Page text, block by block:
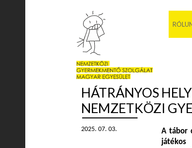
HÁTRÁNYOS
NEMZETKÖZI
2025. 07. 03.
A tábor